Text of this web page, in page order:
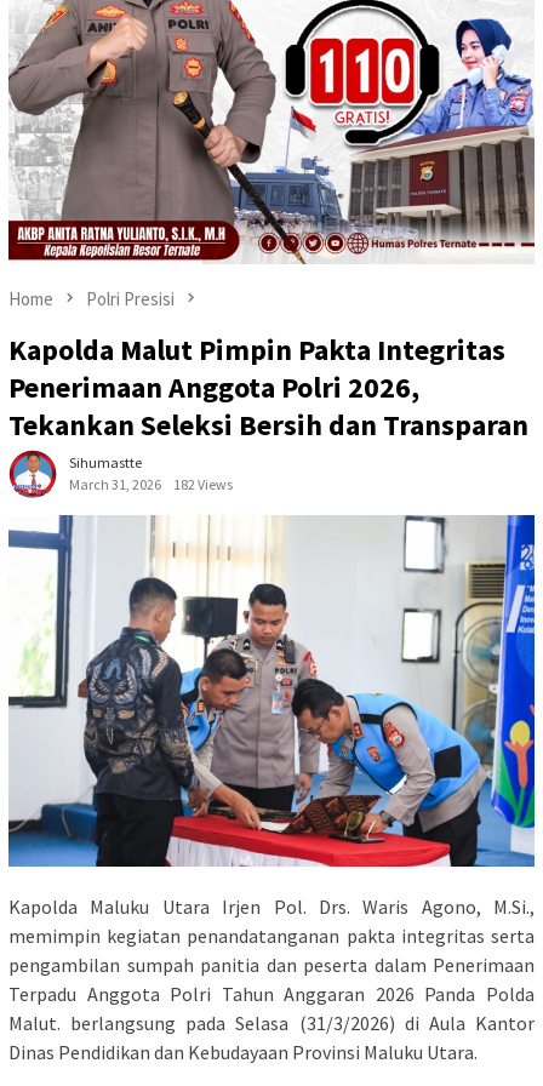
Home Polri Presisi
Kapolda Malut Pimpin Pakta Integritas
Penerimaan Anggota Polri 2026,
Tekankan Seleksi Bersih dan Transparan
Sihumastte
March 31, 2026
182 Views
Kapolda Maluku Utara Irjen Pol. Drs. Waris Agono, M.Si.,
memimpin kegiatan penandatanganan pakta integritas serta
pengambilan sumpah panitia dan peserta dalam Penerimaan
Terpadu Anggota Polri Tahun Anggaran 2026 Panda Polda
Malut. berlangsung pada Selasa (31/3/2026) di Aula Kantor
Dinas Pendidikan dan Kebudayaan Provinsi Maluku Utara.